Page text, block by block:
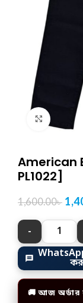
Click to
American
PL1022]
1,600.00৳
🚚 আজ অর্ডার